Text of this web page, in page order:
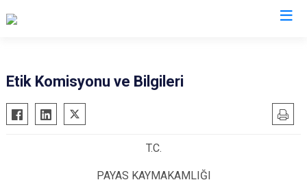
Altınözü
Belen
Yayladağı
Payas
Etik Komisyonu ve Bilgileri
T.C.
PAYAS KAYMAKAMLIĞI